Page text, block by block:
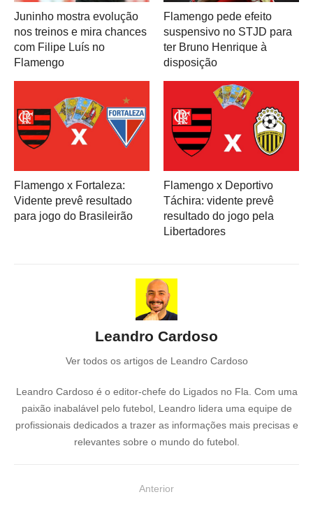
Juninho mostra evolução
nos treinos e mira chances
com Filipe Luís no
Flamengo
Flamengo pede efeito
suspensivo no STJD para
ter Bruno Henrique à
disposição
Flamengo x Fortaleza:
Vidente prevê resultado
para jogo do Brasileirão
Flamengo x Deportivo
Táchira: vidente prevê
resultado do jogo pela
Libertadores
Leandro Cardoso
Ver todos os artigos de Leandro Cardoso
Leandro Cardoso é o editor-chefe do Ligados no Fla. Com uma
paixão inabalável pelo futebol, Leandro lidera uma equipe de
profissionais dedicados a trazer as informações mais precisas e
relevantes sobre o mundo do futebol.
Anterior